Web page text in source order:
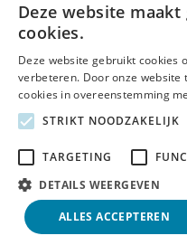
Over ons
Contact
Publicatieregels
Legal
Privacy
Algemene Voorwaarden
Notice and Takedown
Copyright ©SpyDeals 2026.
Deze website
cookies.
Deze website gebruikt cookies
verbeteren. Door onze
cookies in overeenstemming
STRIKT NOODZAKELIJK
TARGETING
DETAILS WEERGEVEN
ALLES ACCEPTEREN